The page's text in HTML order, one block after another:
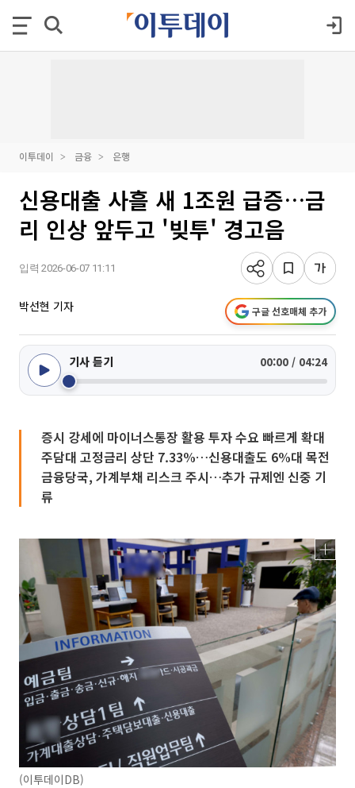
이투데이 금융 은행
신용대출 사흘 새 1조원 급증…금
리 인상 앞두고 '빚투' 경고음
입력 2026-06-07 11:11
박선현 기자 구글 선호매체 추가
기사 듣기 00:00 / 04:24
증시 강세에 마이너스통장 활용 투자 수요 빠르게 확대
주담대 고정금리 상단 7.33%…신용대출도 6%대 목전
금융당국, 가계부채 리스크 주시…추가 규제엔 신중 기
류
(이투데이DB)